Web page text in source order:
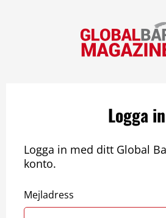
Logga in
Logga in med ditt Global
konto.
Mejladress